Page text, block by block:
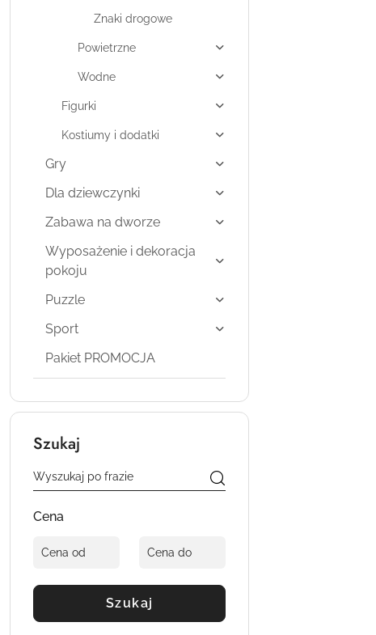
Znaki drogowe
Powietrzne
Wodne
Figurki
Kostiumy i dodatki
Gry
Dla dziewczynki
Zabawa na dworze
Wyposażenie i dekoracja
pokoju
Puzzle
Sport
Pakiet PROMOCJA
Szukaj
Cena
Szukaj